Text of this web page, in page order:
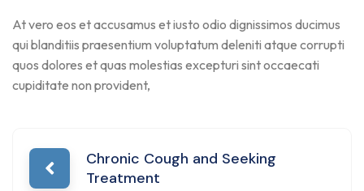
At vero eos et accusamus et iusto odio dignissimos ducimus
qui blanditiis praesentium voluptatum deleniti atque corrupti
quos dolores et quas molestias excepturi sint occaecati
cupiditate non provident,
Chronic Cough and Seeking
Treatment